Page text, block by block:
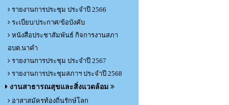
รายงานการประชุม ประจำปี 2566
ระเบียบ/ประกาศ/ข้อบังคับ
หนังสือประชาสัมพันธ์ กิจการงานสภา
อบต.นาคำ
รายงานการประชุม ประจำปี 2567
รายงานการประชุมสภาฯ ประจำปี 2568
งานสาธารณสุขและสิ่งแวดล้อม
อาสาสมัครท้องถิ่นรักษ์โลก